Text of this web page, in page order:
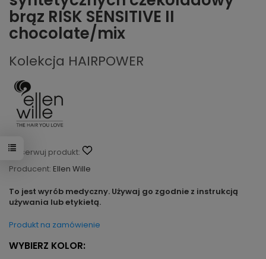
brąz RISK SENSITIVE II
chocolate/mix
Kolekcja HAIRPOWER
Obserwuj produkt:
Producent: Ellen Wille
To jest wyrób medyczny. Używaj go zgodnie z instrukcją
używania lub etykietą.
Produkt na zamówienie
WYBIERZ KOLOR: